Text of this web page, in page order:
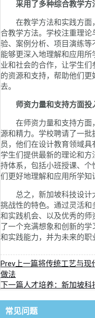
采用了多种综合教学方
在教学方法和实践方面
合教学方法。学校注重理
验、案例分析、项目演练
能够更深入地理解和应用
业和社会的合作，让学生
的资源和支持，帮助他们
去。
师资力量和支持方面
在师资力量和支持方面
源和精力。学校聘请了一
员，他们在设计教育领域
学生们提供最新的理论和
持体系，包括小班授课、
们更好地理解和应用所学知
总之，新加坡科技设计
挑战性的特色。通过灵活
和实践机会、以及优秀的
了一个充满想象和创新的
和实践能力，并为未来的职
Prev上一篇将传统工艺与现
做法
下一篇人才培养：新加坡
常见问题